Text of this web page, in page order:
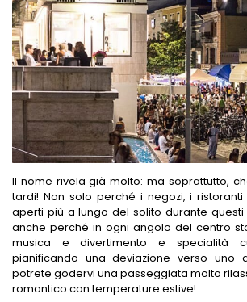
Il nome rivela già molto: ma soprattutto,
tardi! Non solo perché i negozi, i
aperti più a lungo del solito durante
anche perché in ogni angolo del centro
musica e divertimento e specialità
pianificando una deviazione verso uno
potrete godervi una passeggiata molto
romantico con temperature estive!